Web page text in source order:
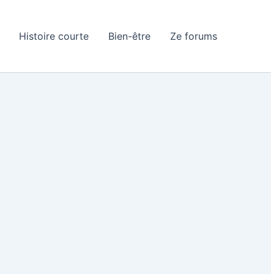
Histoire courte Bien-être Ze forums